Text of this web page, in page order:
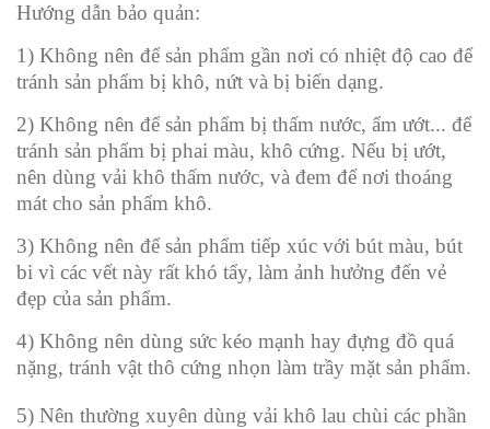
Hướng dẫn bảo quản:
1) Không nên để sản phẩm gần nơi có nhiệt độ cao để
tránh sản phẩm bị khô, nứt và bị biến dạng.
2) Không nên để sản phẩm bị thấm nước, ẩm ướt... để
tránh sản phẩm bị phai màu, khô cứng. Nếu bị ướt,
nên dùng vải khô thấm nước, và đem để nơi thoáng
mát cho sản phẩm khô.
3) Không nên để sản phẩm tiếp xúc với bút màu, bút
bi vì các vết này rất khó tẩy, làm ảnh hưởng đến vẻ
đẹp của sản phẩm.
4) Không nên dùng sức kéo mạnh hay đựng đồ quá
nặng, tránh vật thô cứng nhọn làm trầy mặt sản phẩm.
5) Nên thường xuyên dùng vải khô lau chùi các phần